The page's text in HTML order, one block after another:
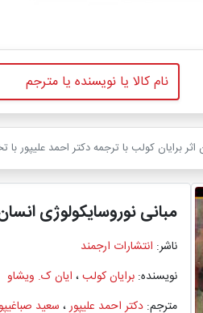
برایان کولب با ترجمه دکتر احمد علیپور با
مبانی نوروسایکولوژی
ناشر: انتشارات ارجمند
نویسنده: برایان کولب، ایان ک. ویشاو
مترجم: دکتر احمد علیپور، سعید